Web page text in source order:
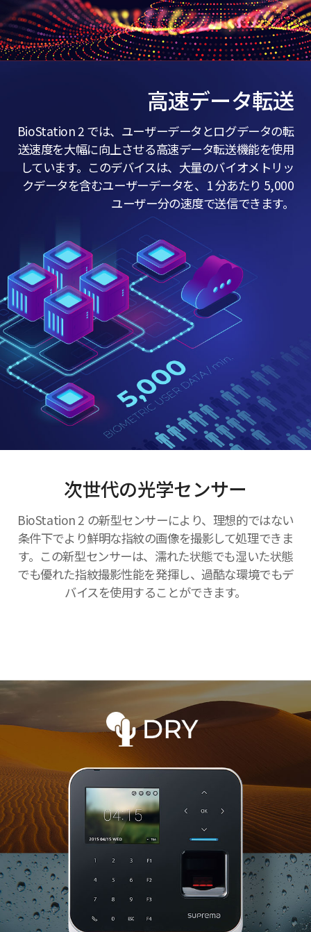
高速データ転送
BioStation 2 では、ユーザーデータとログデータの転
送速度を大幅に向上させる高速データ転送機能を使用
しています。このデバイスは、大量のバイオメトリッ
クデータを含むユーザーデータを、1 分あたり 5,000
ユーザー分の速度で送信できます。
次世代の光学センサー
BioStation 2 の新型センサーにより、理想的ではない
条件下でより鮮明な指紋の画像を撮影して処理できま
す。この新型センサーは、濡れた状態でも湿いた状態
でも優れた指紋撮影性能を発揮し、過酷な環境でもデ
バイスを使用することができます。